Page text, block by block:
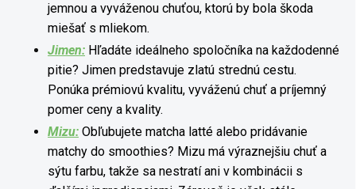
jemnou a vyváženou chuťou, ktorú by bola škoda
miešať s mliekom.
Jimen: Hľadáte ideálneho spoločníka na každodenné
pitie? Jimen predstavuje zlatú strednú cestu.
Ponúka prémiovú kvalitu, vyváženú chuť a príjemný
pomer ceny a kvality.
Mizu: Obľubujete matcha latté alebo pridávanie
matchy do smoothies? Mizu má výraznejšiu chuť a
sýtu farbu, takže sa nestratí ani v kombinácii s